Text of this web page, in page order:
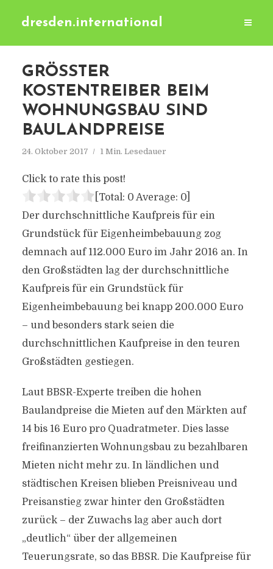
dresden.international
GRÖSSTER K
OSTENTREIBER BEIM W
OHNUNGSBAU SIND B
AULANDPREISE
24. Oktober 2017 1 Min. Lesedauer
Click to rate this post!
[Total: 0 Average: 0]
Der durchschnittliche Kaufpreis für ein
Grundstück für Eigenheimbebauung zog
demnach auf 112.000 Euro im Jahr 2016 an. In
den Großstädten lag der durchschnittliche
Kaufpreis für ein Grundstück für
Eigenheimbebauung bei knapp 200.000 Euro
– und besonders stark seien die
durchschnittlichen Kaufpreise in den teuren
Großstädten gestiegen.
Laut BBSR-Experte treiben die hohen
Baulandpreise die Mieten auf den Märkten auf
14 bis 16 Euro pro Quadratmeter. Dies lasse
freifinanzierten Wohnungsbau zu bezahlbaren
Mieten nicht mehr zu. In ländlichen und
städtischen Kreisen blieben Preisniveau und
Preisanstieg zwar hinter den Großstädten
zurück – der Zuwachs lag aber auch dort
„deutlich“ über der allgemeinen
Teuerungsrate, so das BBSR. Die Kaufpreise für